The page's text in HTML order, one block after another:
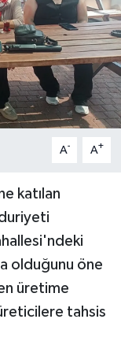
A- A+
katılan
olduğunu öne
üretime
tahsis